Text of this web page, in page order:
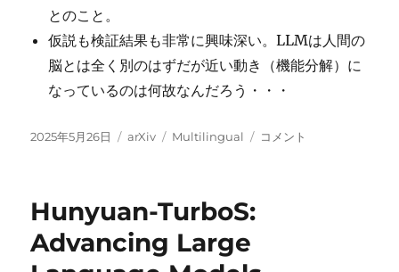
とのこと。
仮説も検証結果も非常に興味深い。LLMは人間の
脳とは全く別のはずだが近い動き（機能分解）に
なっているのは何故なんだろう・・・
投
2025年5月26日
カ
ー
arXiv
タ
Multilingual
When
Disentanglement
コメント
Hunyuan-TurboS:
Advancing Large